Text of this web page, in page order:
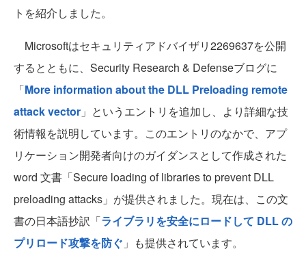
トを紹介しました。
Microsoftはセキュリティアドバイザリ2269637を公開
するとともに、Security Research & Defenseブログに
「More information about the DLL Preloading remote
attack vector 」というエントリを追加し、より詳細な技
術情報を説明しています。このエントリのなかで、アプ
リケーション開発者向けのガイダンスとして作成された
word 文書「Secure loading of libraries to prevent DLL
preloading attacks」が提供されました。現在は、この文
書の日本語抄訳「ライブラリを安全にロードして DLL の
プリロード攻撃を防ぐ 」も提供されています。